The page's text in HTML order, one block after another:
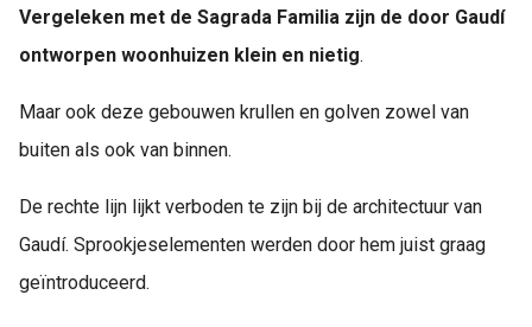
Vergeleken met de Sagrada Familia zijn de door Gaudí
ontworpen woonhuizen klein en nietig.
Maar ook deze gebouwen krullen en golven zowel van
buiten als ook van binnen.
De rechte lijn lijkt verboden te zijn bij de architectuur van
Gaudí. Sprookjeselementen werden door hem juist graag
geïntroduceerd.